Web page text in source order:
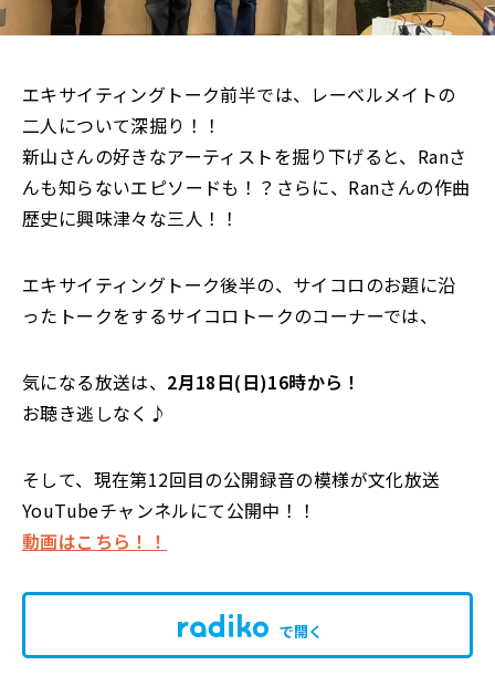
エキサイティングトーク前半では、レーベルメイトの
二人について深掘り！！
新山さんの好きなアーティストを掘り下げると、Ranさ
んも知らないエピソードも！？さらに、Ranさんの作曲
歴史に興味津々な三人！！
エキサイティングトーク後半の、サイコロのお題に沿
ったトークをするサイコロトークのコーナーでは、
気になる放送は、 2月18日(日)16時から！
お聴き逃しなく♪
そして、現在第12回目の公開録音の模様が文化放送
YouTubeチャンネルにて公開中！！
動画はこちら！！
で開く